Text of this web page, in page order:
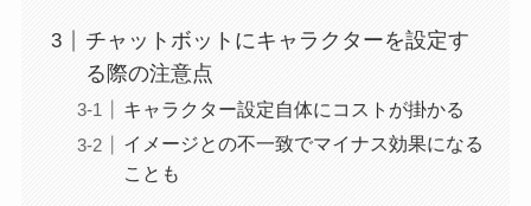
チャットボットにキャラクターを設定す
る際の注意点
キャラクター設定自体にコストが掛かる
イメージとの不一致でマイナス効果になる
ことも